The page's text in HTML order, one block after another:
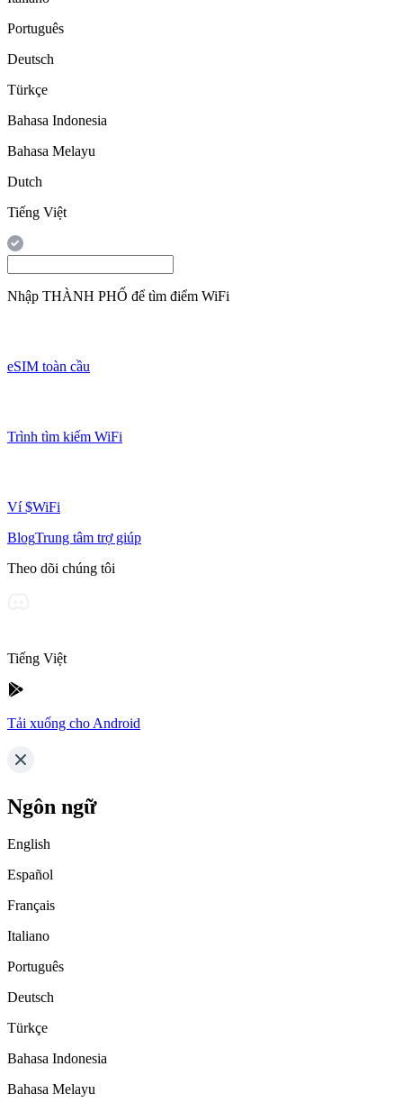
Português
Deutsch
Türkçe
Bahasa Indonesia
Bahasa Melayu
Dutch
Tiếng Việt
Nhập THÀNH PHỐ để tìm điểm WiFi
eSIM toàn cầu
Trình tìm kiếm WiFi
Ví $WiFi
BlogTrung tâm trợ giúp
Theo dõi chúng tôi
Tiếng Việt
Tải xuống cho Android
Ngôn ngữ
English
Español
Français
Italiano
Português
Deutsch
Türkçe
Bahasa Indonesia
Bahasa Melayu